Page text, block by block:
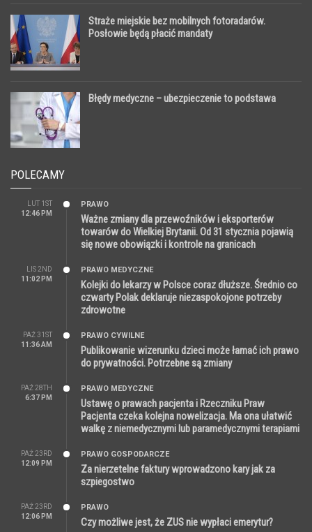
Straże miejskie bez mobilnych fotoradarów.
Posłowie będą płacić mandaty
Błędy medyczne – ubezpieczenie to podstawa
POLECAMY
LUT 1ST
12:46 PM
PRAWO
Ważne zmiany dla przewoźników i eksporterów
towarów do Wielkiej Brytanii. Od 31 stycznia pojawią
się nowe obowiązki i kontrole na granicach
LIS 2ND
11:02 PM
PRAWO MEDYCZNE
Kolejki do lekarzy w Polsce coraz dłuższe. Średnio co
czwarty Polak deklaruje niezaspokojone potrzeby
zdrowotne
PAŹ 31ST
11:36 AM
PRAWO CYWILNE
Publikowanie wizerunku dzieci może łamać ich prawo
do prywatności. Potrzebne są zmiany
PAŹ 28TH
6:37 PM
PRAWO MEDYCZNE
Ustawę o prawach pacjenta i Rzeczniku Praw
Pacjenta czeka kolejna nowelizacja. Ma ona ułatwić
walkę z niemedycznymi lub paramedycznymi terapiami
PAŹ 23RD
12:09 PM
PRAWO GOSPODARCZE
Za nierzetelne faktury wprowadzono kary jak za
szpiegostwo
PAŹ 23RD
12:06 PM
PRAWO
Czy możliwe jest, że ZUS nie wypłaci emerytur?